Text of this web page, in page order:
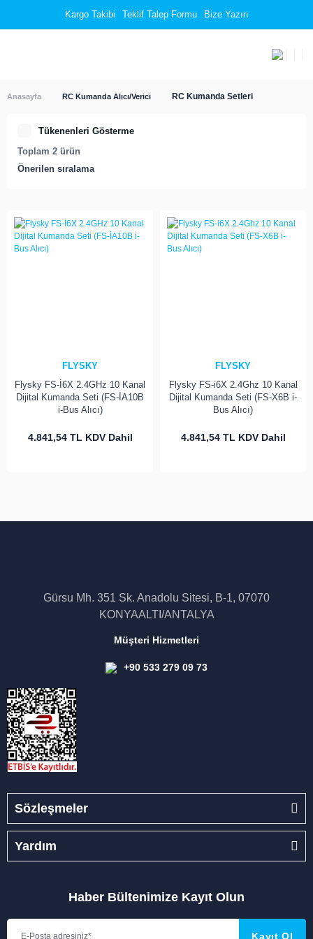
Kargo Takibi Teklif Talep Formu Bize Yazın
Anasayfa RC Kumanda Alıcı/Verici RC Kumanda Setleri
Tükenenleri Gösterme
Toplam 2 ürün
FLYSKY
Flysky FS-İ6X 2.4GHz 10 Kanal
Dijital Kumanda Seti (FS-İA10B
i-Bus Alıcı)
4.841,54 TL KDV Dahil
FLYSKY
Flysky FS-i6X 2.4Ghz 10 Kanal
Dijital Kumanda Seti (FS-X6B i-
Bus Alıcı)
4.841,54 TL KDV Dahil
Gürsu Mh. 351 Sk. Anadolu Sitesi, B-1, 07070
KONYAALTI/ANTALYA
Müşteri Hizmetleri
+90 533 279 09 73
Sözleşmeler
Yardım
Haber Bültenimize Kayıt Olun
Kayıt Ol